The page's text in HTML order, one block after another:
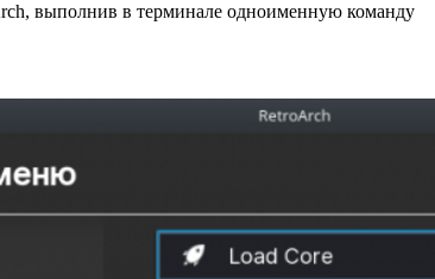
выполнив в терминале одноименную команду